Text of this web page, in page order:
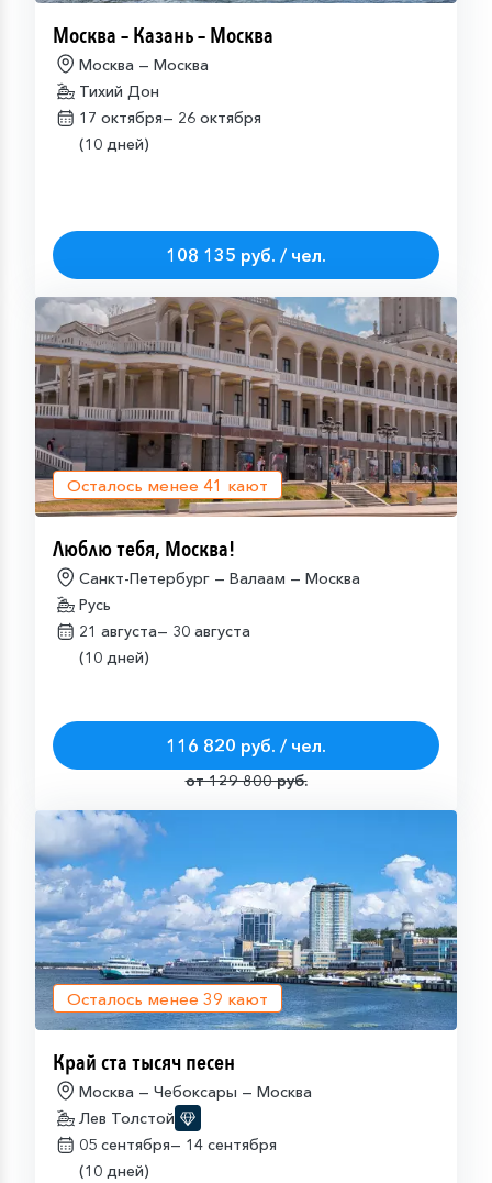
Москва – Казань – Москва
Москва — Москва
Тихий Дон
17 октября— 26 октября
(10 дней)
108 135 руб. / чел.
Осталось менее 41 кают
Люблю тебя, Москва!
Санкт-Петербург — Валаам — Москва
Русь
21 августа— 30 августа
(10 дней)
116 820 руб. / чел.
от 129 800 руб.
Осталось менее 39 кают
Край ста тысяч песен
Москва — Чебоксары — Москва
Лев Толстой
05 сентября— 14 сентября
(10 дней)